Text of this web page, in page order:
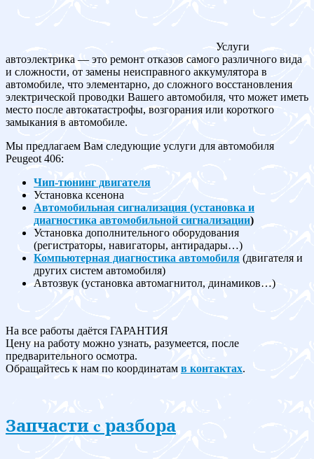
Услуги
автоэлектрика — это ремонт отказов самого различного вида
и сложности, от замены неисправного аккумулятора в
автомобиле, что элементарно, до сложного восстановления
электрической проводки Вашего автомобиля, что может иметь
место после автокатастрофы, возгорания или короткого
замыкания в автомобиле.
Мы предлагаем Вам следующие услуги для автомобиля
Peugeot 406:
Чип-тюнинг двигателя
Установка ксенона
Автомобильная сигнализация (установка и
диагностика автомобильной сигнализации)
Установка дополнительного оборудования
(регистраторы, навигаторы, антирадары…)
Компьютерная диагностика автомобиля (двигателя и
других систем автомобиля)
Автозвук (установка автомагнитол, динамиков…)
На все работы даётся ГАРАНТИЯ
Цену на работу можно узнать, разумеется, после
предварительного осмотра.
Обращайтесь к нам по координатам в контактах.
Запчасти c разбора